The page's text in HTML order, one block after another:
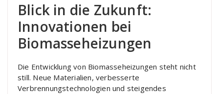
Blick in die Zukunft:
Innovationen bei
Biomasseheizungen
Die Entwicklung von Biomasseheizungen steht nicht
still. Neue Materialien, verbesserte
Verbrennungstechnologien und steigendes